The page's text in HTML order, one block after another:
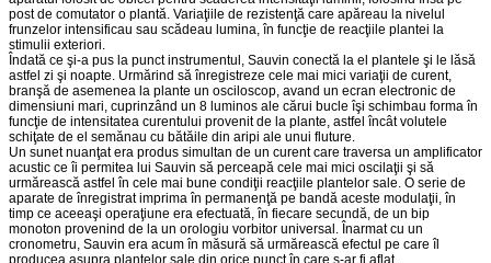
post de comutator o plantă. Variaţiile de rezistenţă care apăreau la nivelul
frunzelor intensificau sau scădeau lumina, în funcţie de reacţiile plantei la
stimulii exteriori.
Îndată ce şi-a pus la punct instrumentul, Sauvin conectă la el plantele şi le lăsă
astfel zi şi noapte. Urmărind să înregistreze cele mai mici variaţii de curent,
branşă de asemenea la plante un osciloscop, avand un ecran electronic de
dimensiuni mari, cuprinzând un 8 luminos ale cărui bucle îşi schimbau forma în
funcţie de intensitatea curentului provenit de la plante, astfel încât volutele
schiţate de el semănau cu bătăile din aripi ale unui fluture.
Un sunet nuanţat era produs simultan de un curent care traversa un amplificator
acustic ce îi permitea lui Sauvin să perceapă cele mai mici oscilaţii şi să
urmărească astfel în cele mai bune condiţii reacţiile plantelor sale. O serie de
aparate de înregistrat imprima în permanenţă pe bandă aceste modulaţii, în
timp ce aceeaşi operaţiune era efectuată, în fiecare secundă, de un bip
monoton provenind de la un orologiu vorbitor universal. Înarmat cu un
cronometru, Sauvin era acum în măsură să urmărească efectul pe care îl
producea asupra plantelor sale din orice punct în care s-ar fi aflat.